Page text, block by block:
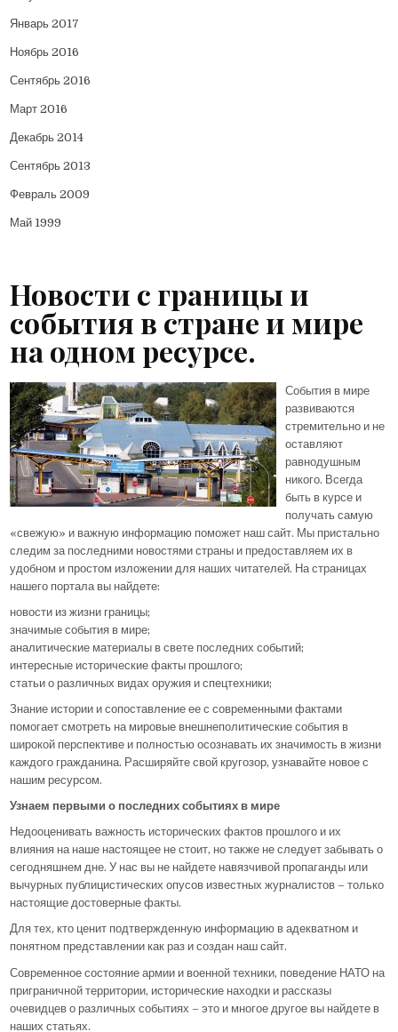
Январь 2017
Ноябрь 2016
Сентябрь 2016
Март 2016
Декабрь 2014
Сентябрь 2013
Февраль 2009
Май 1999
Новости с границы и
события в стране и мире
на одном ресурсе.
События в мире
развиваются
стремительно и не
оставляют
равнодушным
никого. Всегда
быть в курсе и
получать самую
«свежую» и важную информацию поможет наш сайт. Мы пристально
следим за последними новостями страны и предоставляем их в
удобном и простом изложении для наших читателей. На страницах
нашего портала вы найдете:
новости из жизни границы;
значимые события в мире;
аналитические материалы в свете последних событий;
интересные исторические факты прошлого;
статьи о различных видах оружия и спецтехники;
Знание истории и сопоставление ее с современными фактами
помогает смотреть на мировые внешнеполитические события в
широкой перспективе и полностью осознавать их значимость в жизни
каждого гражданина. Расширяйте свой кругозор, узнавайте новое с
нашим ресурсом.
Узнаем первыми о последних событиях в мире
Недооценивать важность исторических фактов прошлого и их
влияния на наше настоящее не стоит, но также не следует забывать о
сегодняшнем дне. У нас вы не найдете навязчивой пропаганды или
вычурных публицистических опусов известных журналистов – только
настоящие достоверные факты.
Для тех, кто ценит подтвержденную информацию в адекватном и
понятном представлении как раз и создан наш сайт.
Современное состояние армии и военной техники, поведение НАТО на
приграничной территории, исторические находки и рассказы
очевидцев о различных событиях – это и многое другое вы найдете в
наших статьях.